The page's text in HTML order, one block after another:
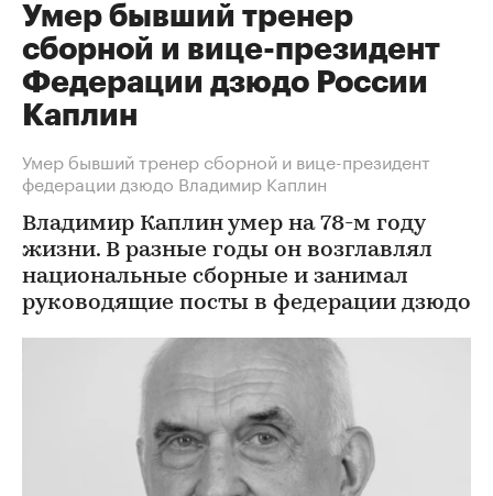
Умер бывший тренер
сборной и вице-президент
Федерации дзюдо России
Каплин
Умер бывший тренер сборной и вице-президент
федерации дзюдо Владимир Каплин
Владимир Каплин умер на 78-м году
жизни. В разные годы он возглавлял
национальные сборные и занимал
руководящие посты в федерации дзюдо